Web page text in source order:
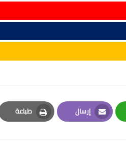
إرسال
Email
طباعة
Print